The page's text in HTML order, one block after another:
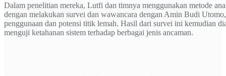
Dalam penelitian mereka, Lutfi dan timnya menggunakan metode
dengan melakukan survei dan wawancara dengan Amin Budi
penggunaan dan potensi titik lemah. Hasil dari survei ini kemudian
menguji ketahanan sistem terhadap berbagai jenis ancaman.